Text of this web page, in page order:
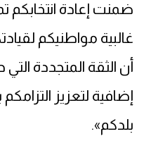
ضمنت إعادة انتخابكم
غالبية مواطنيكم
أن الثقة المتجددة
إضافية لتعزيز
بلدكم».